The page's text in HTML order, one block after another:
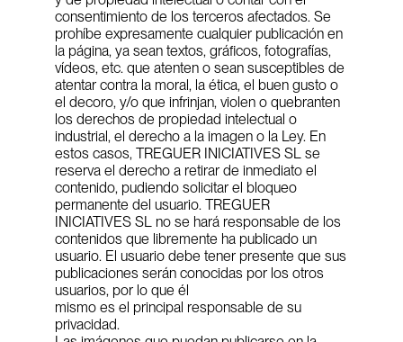
consentimiento de los terceros afectados. Se
prohíbe expresamente cualquier publicación en
la página, ya sean textos, gráficos, fotografías,
vídeos, etc. que atenten o sean susceptibles de
atentar contra la moral, la ética, el buen gusto o
el decoro, y/o que infrinjan, violen o quebranten
los derechos de propiedad intelectual o
industrial, el derecho a la imagen o la Ley. En
estos casos, TREGUER INICIATIVES SL se
reserva el derecho a retirar de inmediato el
contenido, pudiendo solicitar el bloqueo
permanente del usuario. TREGUER
INICIATIVES SL no se hará responsable de los
contenidos que libremente ha publicado un
usuario. El usuario debe tener presente que sus
publicaciones serán conocidas por los otros
usuarios, por lo que él
mismo es el principal responsable de su
privacidad.